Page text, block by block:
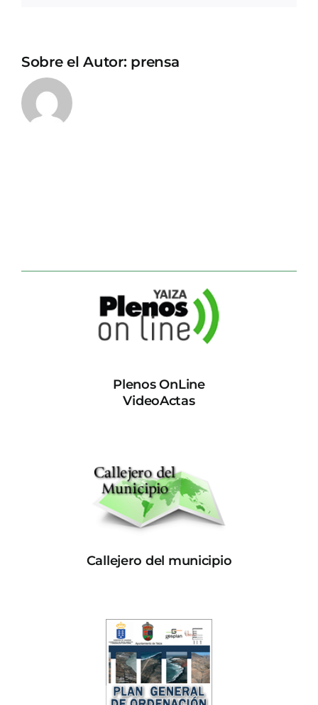
Sobre el Autor: prensa
Plenos OnLine
VideoActas
Callejero del municipio